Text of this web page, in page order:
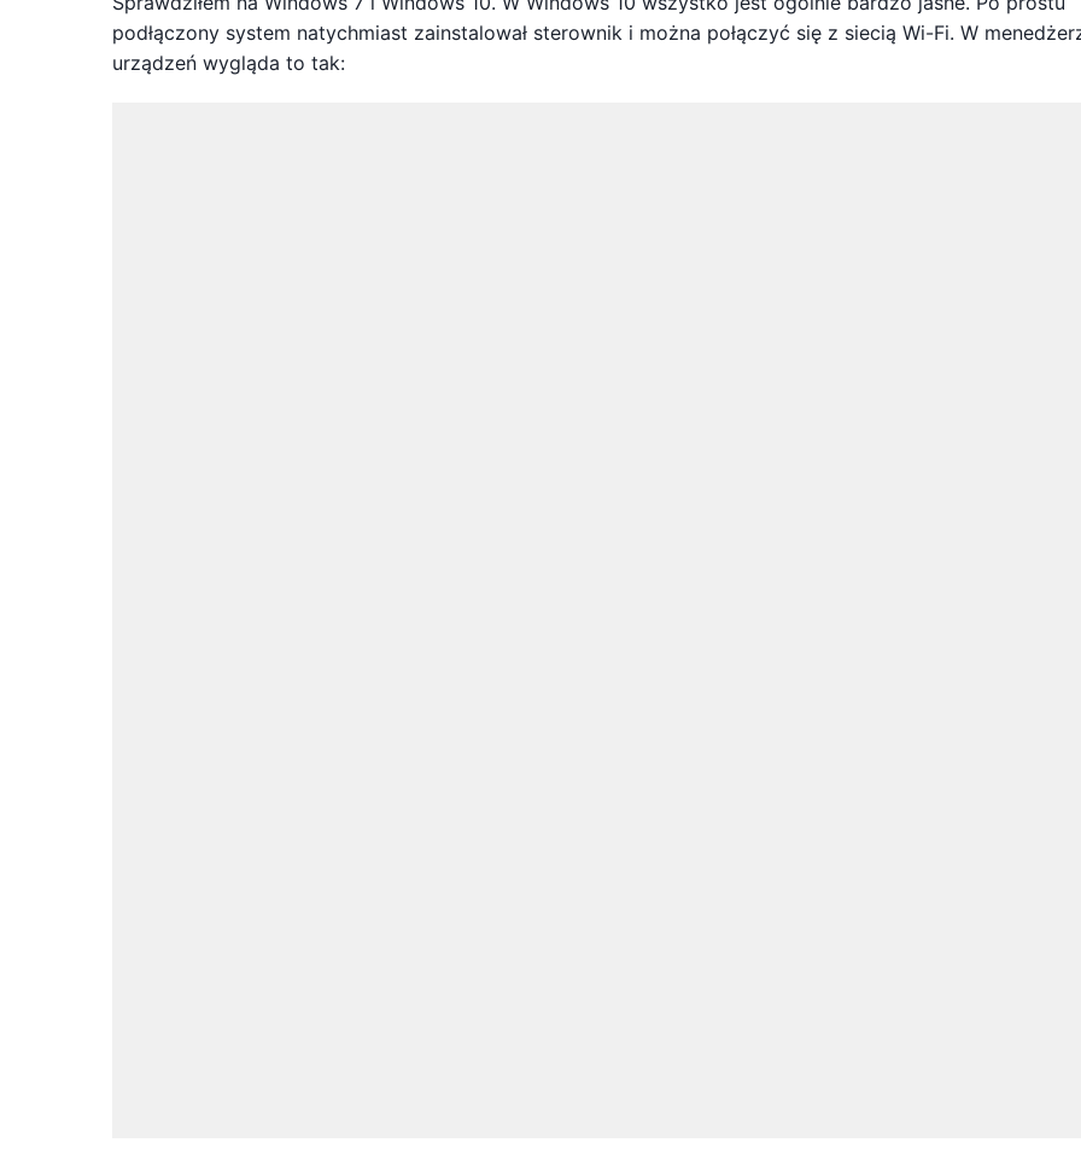
podłączony system natychmiast zainstalował sterownik i można połączyć się z siecią Wi-Fi. W
urządzeń wygląda to tak: